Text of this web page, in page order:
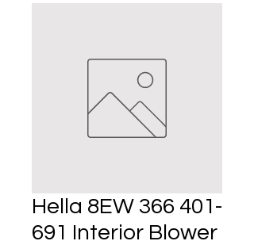
Hella 8EW 366 401-
691 Interior Blower